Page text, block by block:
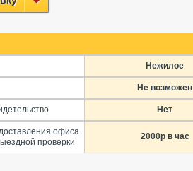
Нежилое
Не возможен
Нет
офиса
проверки
2000р в час